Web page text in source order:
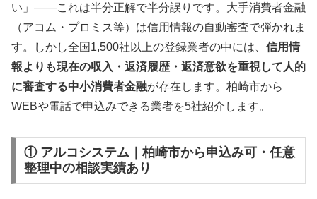
い」——これは半分正解で半分誤りです。大手消費者金融
（アコム・プロミス等）は信用情報の自動審査で弾かれま
す。しかし全国1,500社以上の登録業者の中には、 信用情
報よりも現在の収入・返済履歴・返済意欲を重視して人的
に審査する中小消費者金融が存在します。柏崎市から
WEBや電話で申込みできる業者を5社紹介します。
① アルコシステム｜柏崎市から申込み可・任意
整理中の相談実績あり